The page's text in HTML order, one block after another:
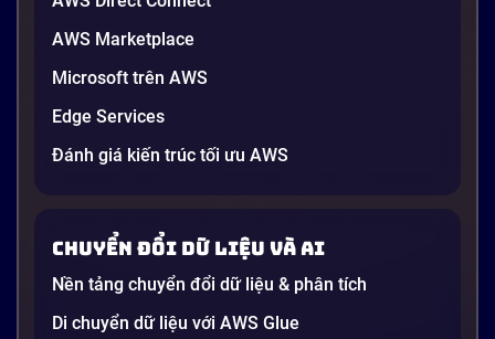
Generative AI là gì? Giải thích đơn giản
và ứng dụng cho doanh nghiệp Việt
Nam 2026
Gần đây, bạn có thể nghe đến thuật ngữ “Generative
startup công nghệ. Vấn đề là phần lớn lời giải thích
dường như chỉ được viết cho kỹ sư, không phải cho
người […]
21 phút
AWS Marketplace
Microsoft trên AWS
Edge Services
Đánh giá kiến trúc tối ưu AWS
Chuyển đổi dữ liệu và AI
Nền tảng chuyển đổi dữ liệu & phân tích
Di chuyển dữ liệu với AWS Glue